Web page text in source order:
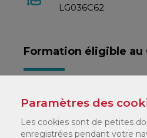
LG036C62
Formation éligible au
Paramètres des
Les cookies sont de petites
enregistrées pendant votre